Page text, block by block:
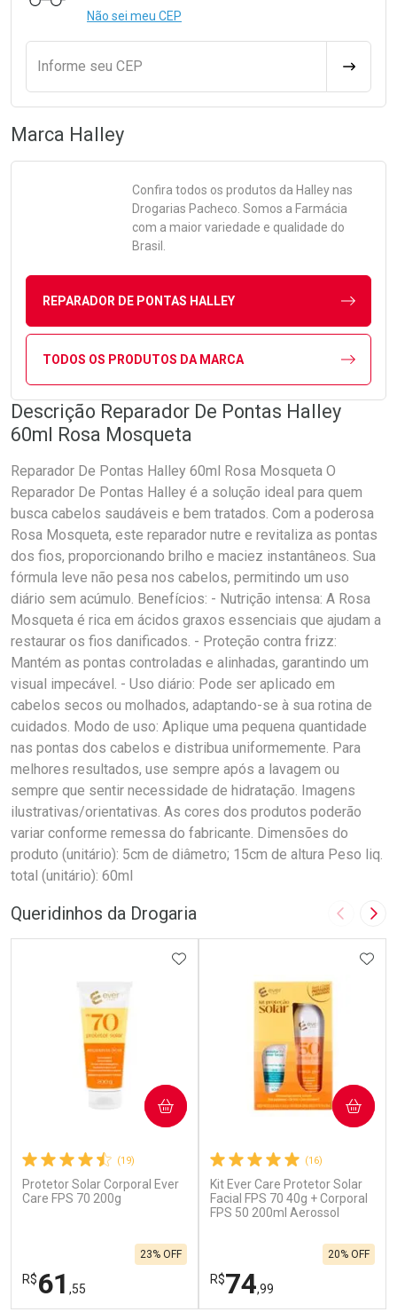
Não sei meu CEP
Informe seu CEP
Marca Halley
Confira todos os produtos da Halleynas
Drogarias Pacheco. Somos a Farmácia
com a maior variedade e qualidade do
Brasil.
REPARADOR DE PONTAS HALLEY
TODOS OS PRODUTOS DA MARCA
Descrição Reparador De Pontas Halley
60ml Rosa Mosqueta
Reparador De Pontas Halley 60ml Rosa Mosqueta O
Reparador De Pontas Halley é a solução ideal para quem
busca cabelos saudáveis e bem tratados. Com a poderosa
Rosa Mosqueta, este reparador nutre e revitaliza as pontas
dos fios, proporcionando brilho e maciez instantâneos. Sua
fórmula leve não pesa nos cabelos, permitindo um uso
diário sem acúmulo. Benefícios: - Nutrição intensa: A Rosa
Mosqueta é rica em ácidos graxos essenciais que ajudam a
restaurar os fios danificados. - Proteção contra frizz:
Mantém as pontas controladas e alinhadas, garantindo um
visual impecável. - Uso diário: Pode ser aplicado em
cabelos secos ou molhados, adaptando-se à sua rotina de
cuidados. Modo de uso: Aplique uma pequena quantidade
nas pontas dos cabelos e distribua uniformemente. Para
melhores resultados, use sempre após a lavagem ou
sempre que sentir necessidade de hidratação. Imagens
ilustrativas/orientativas. As cores dos produtos poderão
variar conforme remessa do fabricante. Dimensões do
produto (unitário): 5cm de diâmetro; 15cm de altura Peso liq.
total (unitário): 60ml
Queridinhos da Drogaria Imagem
(19)
Protetor Solar Corporal Ever
Care FPS 70 200g
R$61 ,55
23% OFF
ADICIONAR AOS FAVORITOS
COMPRAR
(16)
Kit Ever Care Protetor Solar
Facial FPS 70 40g + Corporal
FPS 50 200ml Aerossol
R$74,99
20% OFF
COMPRAR